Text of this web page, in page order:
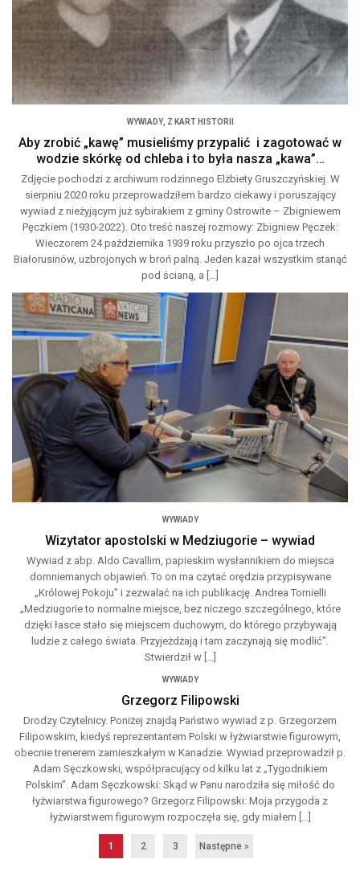
WYWIADY, Z KART HISTORII
Aby zrobić „kawę” musieliśmy przypalić i zagotować w
wodzie skórkę od chleba i to była nasza „kawa”…
Zdjęcie pochodzi z archiwum rodzinnego Elżbiety Gruszczyńskiej. W
sierpniu 2020 roku przeprowadziłem bardzo ciekawy i poruszający
wywiad z nieżyjącym już sybirakiem z gminy Ostrowite – Zbigniewem
Pęczkiem (1930-2022). Oto treść naszej rozmowy: Zbigniew Pęczek:
Wieczorem 24 października 1939 roku przyszło po ojca trzech
Białorusinów, uzbrojonych w broń palną. Jeden kazał wszystkim stanąć
pod ścianą, a […]
WYWIADY
Wizytator apostolski w Medziugorie – wywiad
Wywiad z abp. Aldo Cavallim, papieskim wysłannikiem do miejsca
domniemanych objawień. To on ma czytać orędzia przypisywane
„Królowej Pokoju” i zezwalać na ich publikację. Andrea Tornielli
„Medziugorie to normalne miejsce, bez niczego szczególnego, które
dzięki łasce stało się miejscem duchowym, do którego przybywają
ludzie z całego świata. Przyjeżdżają i tam zaczynają się modlić”.
Stwierdził w […]
WYWIADY
Grzegorz Filipowski
Drodzy Czytelnicy. Poniżej znajdą Państwo wywiad z p. Grzegorzem
Filipowskim, kiedyś reprezentantem Polski w łyżwiarstwie figurowym,
obecnie trenerem zamieszkałym w Kanadzie. Wywiad przeprowadził p.
Adam Sęczkowski, współpracujący od kilku lat z „Tygodnikiem
Polskim”. Adam Sęczkowski: Skąd w Panu narodziła się miłość do
łyżwiarstwa figurowego? Grzegorz Filipowski: Moja przygoda z
łyżwiarstwem figurowym rozpoczęła się, gdy miałem […]
1 2 3 Następne »